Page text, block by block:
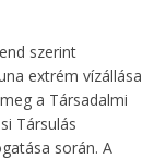
szerint
extrém vízállása
a Társadalmi
Társulás
során. A